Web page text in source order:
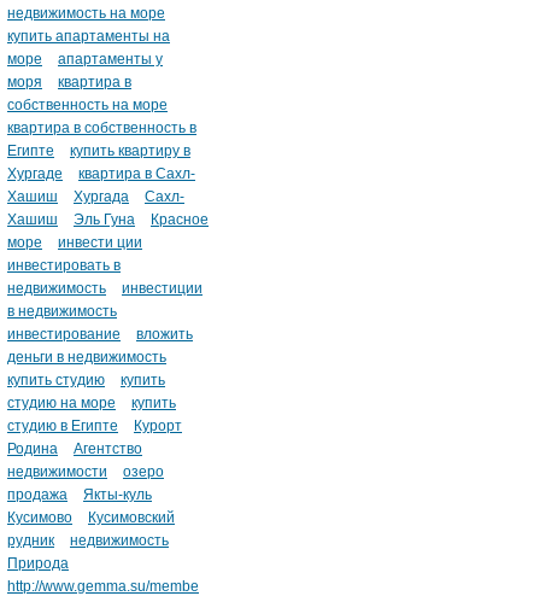
недвижимость на море
купить апартаменты на
море
апартаменты у
моря
квартира в
собственность на море
квартира в собственность в
Египте
купить квартиру в
Хургаде
квартира в Сахл-
Хашиш
Хургада
Сахл-
Хашиш
Эль Гуна
Красное
море
инвести ции
инвестировать в
недвижимость
инвестиции
в недвижимость
инвестирование
вложить
деньги в недвижимость
купить студию
купить
студию на море
купить
студию в Египте
Курорт
Родина
Агентство
недвижимости
озеро
продажа
Якты-куль
Кусимово
Кусимовский
рудник
недвижимость
Природа
http://www.gemma.su/membe